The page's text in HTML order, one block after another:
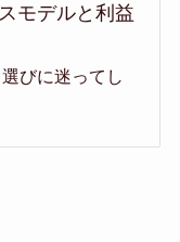
モデルと利益
びに迷ってし